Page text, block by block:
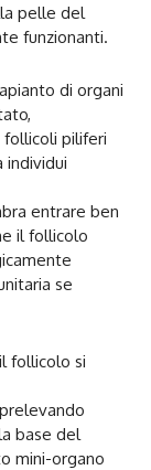
pelle del
funzionanti.
di organi
piliferi
individui
entrare ben
il follicolo
se
follicolo si
base del
mini-organo